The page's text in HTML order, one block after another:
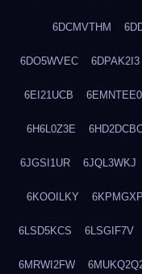
6DCMVTHM
6DO5WVEC 6DPAK2I3
6EI21UCB 6EMNTEE0
6H6L0Z3E
6JGSI1UR 6JQL3WKJ
6KOOILKY
6LSD5KCS 6LSGIF7V
6MRWI2FW